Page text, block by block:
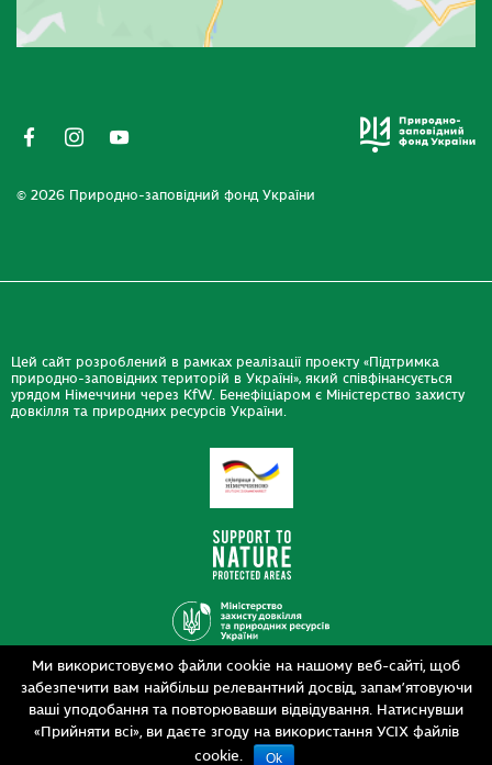
Ми використовуємо файли cookie на нашому веб-сайті, щоб
забезпечити вам найбільш релевантний досвід, запам’ятовуючи
ваші уподобання та повторювавши відвідування. Натиснувши
«Прийняти всі», ви даєте згоду на використання УСІХ файлів
cookie.
Ok
© 2026 Природно-заповідний фонд України
Цей сайт розроблений в рамках реалізації проекту «Підтримка
природно-заповідних територій в Україні», який співфінансується
урядом Німеччини через KfW. Бенефіціаром є Міністерство захисту
довкілля та природних ресурсів України.
Дизайн
Розробка
siteGist